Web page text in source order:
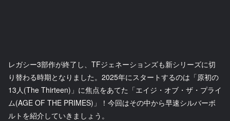
レガシー3部作が終了し、TFジェネーションズも新シリーズに切
り替わる時期となりました。2025年にスタートするのは「原初の
13人(The Thirteen)」に焦点をあてた「エイジ・オブ・ザ・プライ
ム(AGE OF THE PRIMES)」！今回はその中から早速シルバーボ
ルトを紹介していきましょう。